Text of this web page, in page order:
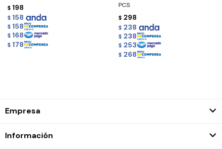
$ 198
$ 158
$ 158
$ 168
$ 178
PCS
$ 298
$ 238
$ 238
$ 253
$ 268
Empresa
Información